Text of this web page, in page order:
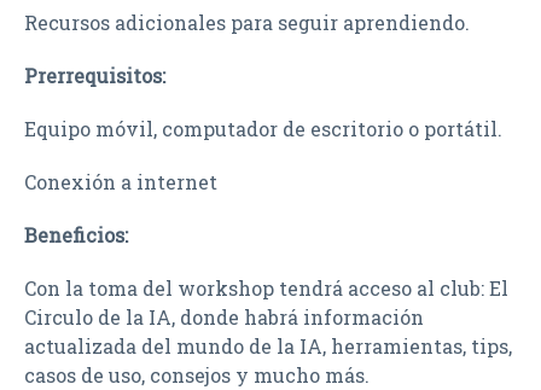
Recursos adicionales para seguir aprendiendo.
Prerrequisitos:
Equipo móvil, computador de escritorio o portátil.
Conexión a internet
Beneficios:
Con la toma del workshop tendrá acceso al club: El
Circulo de la IA, donde habrá información
actualizada del mundo de la IA, herramientas, tips,
casos de uso, consejos y mucho más.